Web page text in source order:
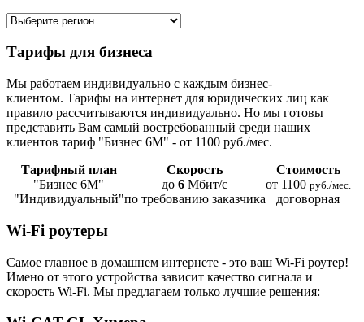
Тарифы для бизнеса
Мы работаем индивидуально с каждым бизнес-
клиентом. Тарифы на интернет для юридических лиц как
правило рассчитываются индивидуально. Но мы готовы
представить Вам самый востребованный среди наших
клиентов тариф "Бизнес 6М" - от 1100 руб./мес.
Тарифный план
Скорость
Стоимость
"Бизнес 6М"
до 6 Мбит/с от 1100 руб./мес.
"Индивидуальный"по требованию заказчика договорная
Wi-Fi роутеры
Самое главное в домашнем интернете - это ваш Wi-Fi роутер!
Имено от этого устройства зависит качество сигнала и
скорость Wi-Fi. Мы предлагаем только лучшие решения: